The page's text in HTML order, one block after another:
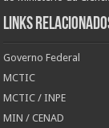
Links
Governo Federal
MCTIC
MCTIC / INPE
MIN / CENAD